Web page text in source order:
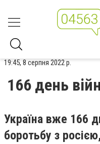
19:45, 8 серпня 2022 р.
166 день
Україна вже 166
боротьбу з росією